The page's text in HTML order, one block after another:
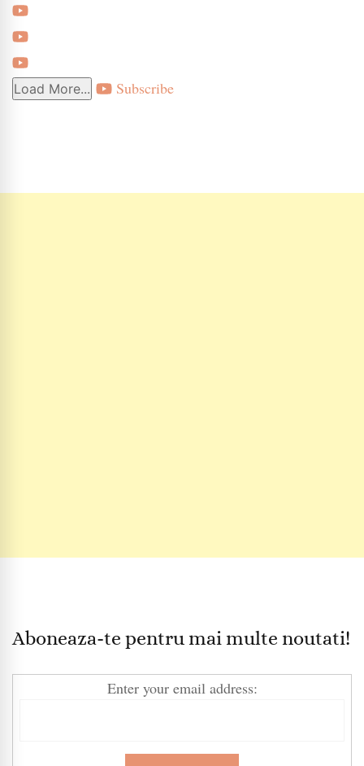
Load More... Subscribe
Aboneaza-te pentru mai multe noutati!
Enter your email address: